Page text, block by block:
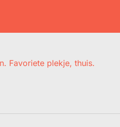
Favoriete plekje, thuis.